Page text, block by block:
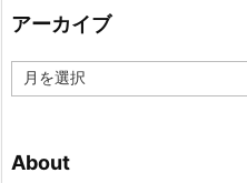
ー
アーカイブ
ー
ブ
About